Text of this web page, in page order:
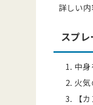
詳しい
スプ
中
火
【